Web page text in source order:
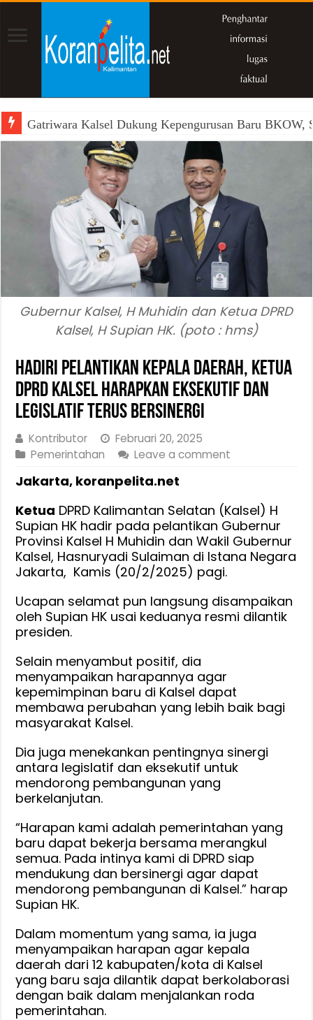
Gatriwara Kalsel Dukung Kepengurusan Baru BKOW,
Gubernur Kalsel, H Muhidin dan Ketua DPRD
Kalsel, H Supian HK. (poto : hms)
Hadiri Pelantikan Kepala Daerah, Ketua
DPRD Kalsel Harapkan Eksekutif dan
Legislatif Terus Bersinergi
Kontributor
Februari 20, 2025
Pemerintahan
Leave a comment
Jakarta, koranpelita.net
Ketua DPRD Kalimantan Selatan (Kalsel) H
Supian HK hadir pada pelantikan Gubernur
Provinsi Kalsel H Muhidin dan Wakil Gubernur
Kalsel, Hasnuryadi Sulaiman di Istana Negara
Jakarta, Kamis (20/2/2025) pagi.
Ucapan selamat pun langsung disampaikan
oleh Supian HK usai keduanya resmi dilantik
presiden.
Selain menyambut positif, dia
menyampaikan harapannya agar
kepemimpinan baru di Kalsel dapat
membawa perubahan yang lebih baik bagi
masyarakat Kalsel.
Dia juga menekankan pentingnya sinergi
antara legislatif dan eksekutif untuk
mendorong pembangunan yang
berkelanjutan.
“Harapan kami adalah pemerintahan yang
baru dapat bekerja bersama merangkul
semua. Pada intinya kami di DPRD siap
mendukung dan bersinergi agar dapat
mendorong pembangunan di Kalsel.” harap
Supian HK.
Dalam momentum yang sama, ia juga
menyampaikan harapan agar kepala
daerah dari 12 kabupaten/kota di Kalsel
yang baru saja dilantik dapat berkolaborasi
dengan baik dalam menjalankan roda
pemerintahan.